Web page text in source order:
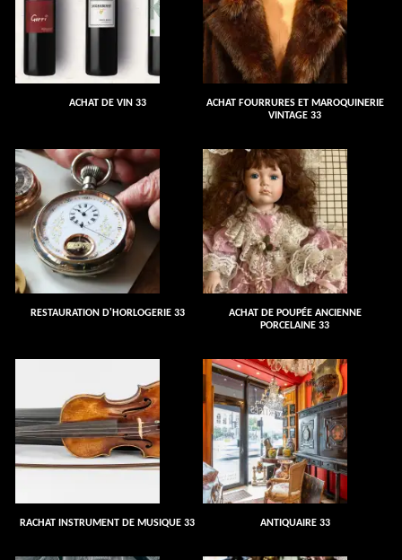
ACHAT DE VIN 33
ACHAT FOURRURES ET MAROQUINERIE
VINTAGE 33
RESTAURATION D'HORLOGERIE 33
ACHAT DE POUPÉE ANCIENNE
PORCELAINE 33
RACHAT INSTRUMENT DE MUSIQUE 33 ANTIQUAIRE 33